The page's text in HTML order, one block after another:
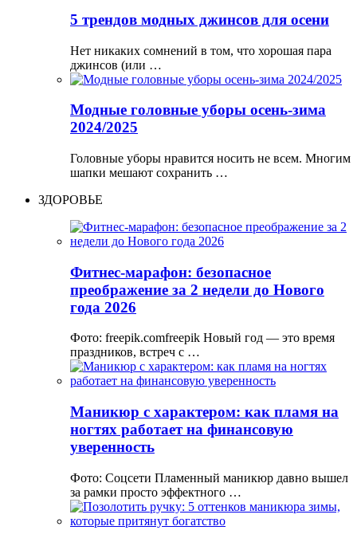
5 трендов модных джинсов для осени
Нет никаких сомнений в том, что хорошая пара
джинсов (или …
Модные головные уборы осень-зима
2024/2025
Головные уборы нравится носить не всем. Многим
шапки мешают сохранить …
ЗДОРОВЬЕ
Фитнес-марафон: безопасное
преображение за 2 недели до Нового
года 2026
Фото: freepik.comfreepik Новый год — это время
праздников, встреч с …
Маникюр с характером: как пламя на
ногтях работает на финансовую
уверенность
Фото: Соцсети Пламенный маникюр давно вышел
за рамки просто эффектного …